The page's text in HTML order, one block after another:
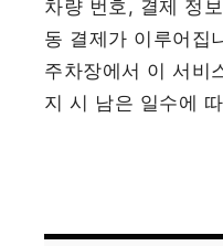
차량 번호, 결제 정
동 결제가 이루어집
주차장에서 이 서비
지 시 남은 일수에